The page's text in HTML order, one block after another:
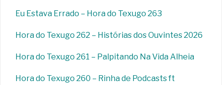
Eu Estava Errado – Hora do Texugo 263
Hora do Texugo 262 – Histórias dos Ouvintes 2026
Hora do Texugo 261 – Palpitando Na Vida Alheia
Hora do Texugo 260 – Rinha de Podcasts ft